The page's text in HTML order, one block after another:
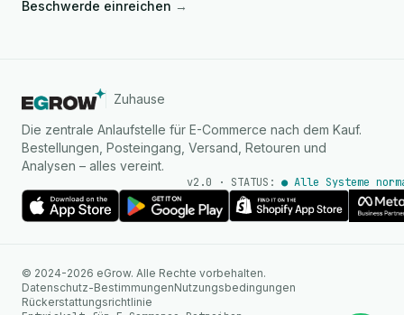
Beschwerde einreichen →
Zuhause
Die zentrale Anlaufstelle für E-Commerce nach dem Kauf.
Bestellungen, Posteingang, Versand, Retouren und
Analysen – alles vereint.
v2.0 · STATUS: ● Alle Systeme
© 2024-2026 eGrow. Alle Rechte vorbehalten.
Datenschutz-BestimmungenNutzungsbedingungen
Rückerstattungsrichtlinie
Sofortige Antworten auf
WhatsApp